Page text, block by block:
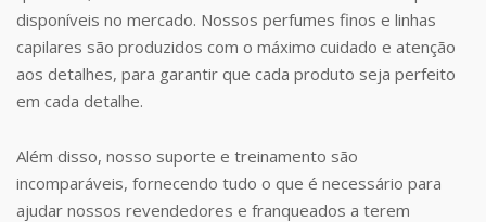
disponíveis no mercado. Nossos perfumes finos e linhas
capilares são produzidos com o máximo cuidado e atenção
aos detalhes, para garantir que cada produto seja perfeito
em cada detalhe.
Além disso, nosso suporte e treinamento são
incomparáveis, fornecendo tudo o que é necessário para
ajudar nossos revendedores e franqueados a terem